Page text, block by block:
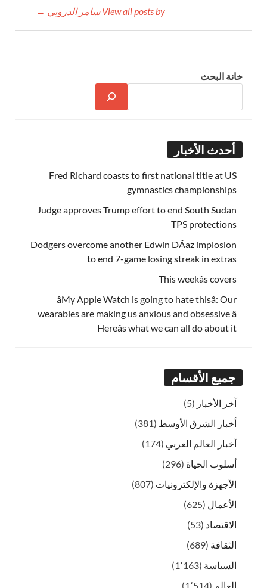
View all posts by سامر الدروبي →
خانة البحث
أحدث الأخبار
Fred Richard coasts to first national title at US
gymnastics championships
Judge approves Trump effort to end South Sudan
TPS protections
Dodgers overcome another Edwin DÃ­az implosion
to end 7-game losing streak in extras
This weekâs covers
âMy Apple Watch is going to hate thisâ: Our
wearables are making us anxious and obsessive â
Hereâs what we can all do about it
جميع الأقسام
آخر الأخبار (5)
أخبار الشرق الأوسط (381)
أخبار العالم العربي (174)
أسلوب الحياة (296)
الأجهزة والإلكترونيات (807)
الأعمال (625)
الاقتصاد (53)
الثقافة (689)
السياسة (1٬163)
العالم (1٬514)